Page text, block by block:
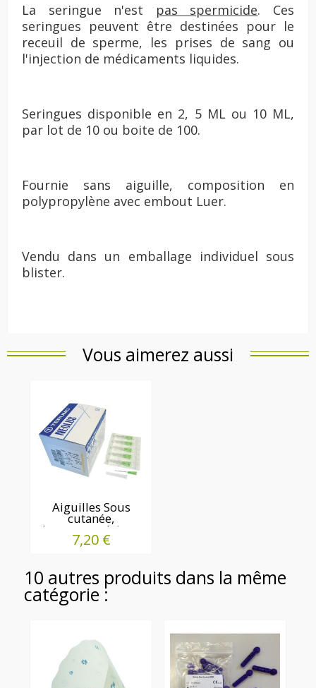
La seringue n'est pas spermicide. Ces
seringues peuvent être destinées pour le
receuil de sperme, les prises de sang ou
l'injection de médicaments liquides.
Seringues disponible en 2, 5 ML ou 10 ML,
par lot de 10 ou boite de 100.
Fournie sans aiguille, composition en
polypropylène avec embout Luer.
Vendu dans un emballage individuel sous
blister.
Vous aimerez aussi
Aiguilles Sous
cutanée,
Intramusculaire...
7,20 €
10 autres produits dans la même
catégorie :